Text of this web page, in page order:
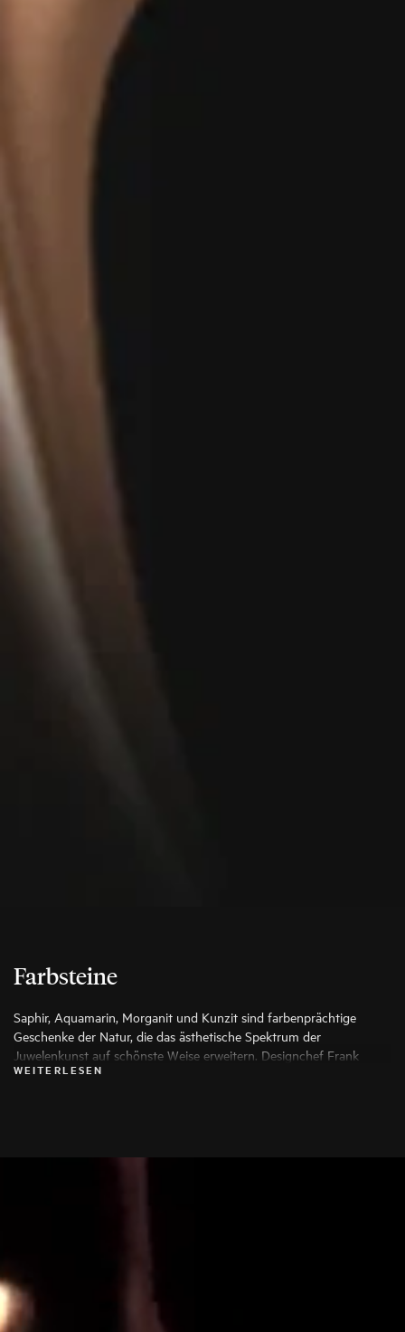
Farbsteine
Saphir, Aquamarin, Morganit und Kunzit sind farbenprächtige
Geschenke der Natur, die das ästhetische Spektrum der
Juwelenkunst auf schönste Weise erweitern. Designchef Frank
Maier wählt für seine Arbeiten ausschließlich die besten Exemplare
WEITERLESEN